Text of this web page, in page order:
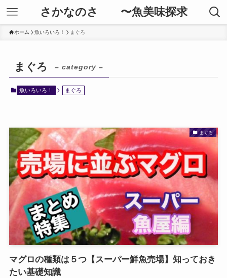
さかなのさ 〜魚美味探求
ホーム 魚いろいろ！ まぐろ
まぐろ – category –
魚いろいろ！ まぐろ
まぐろ
マグロの種類は５つ【スーパー鮮魚売場】知っておき
たい基礎知識